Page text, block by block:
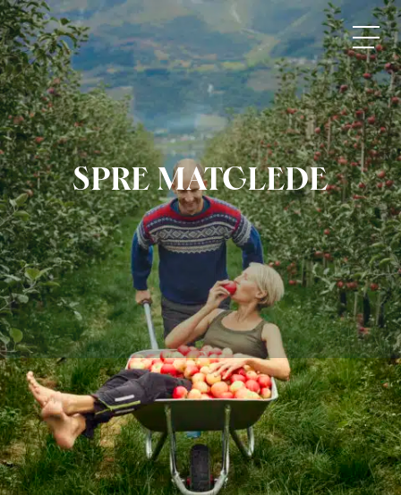
Matarena
SPRE MATGLEDE
Spre matglede gjennom økt
synlighet og effektiv
kommunikasjon!